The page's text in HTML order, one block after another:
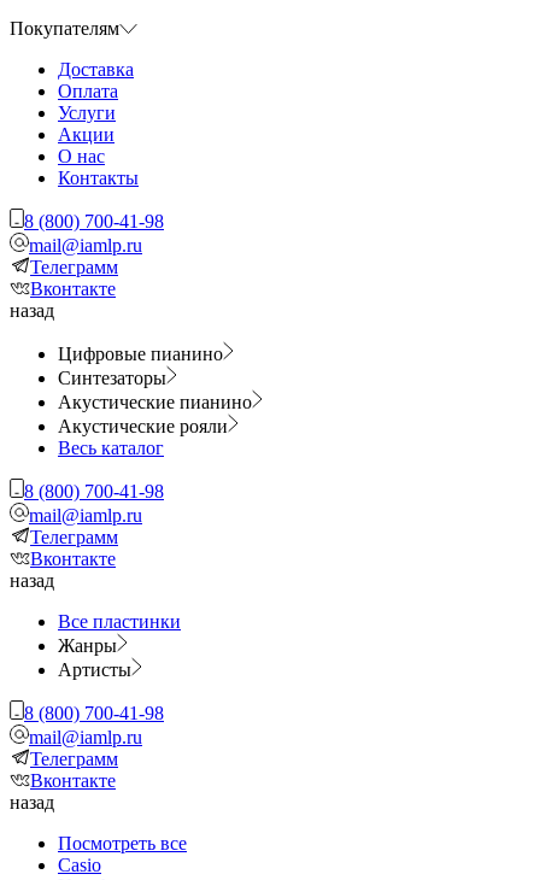
Покупателям
Доставка
Оплата
Услуги
Акции
О нас
Контакты
8 (800) 700-41-98
mail@iamlp.ru
Телеграмм
Вконтакте
назад
Цифровые пианино
Синтезаторы
Акустические пианино
Акустические рояли
Весь каталог
8 (800) 700-41-98
mail@iamlp.ru
Телеграмм
Вконтакте
назад
Все пластинки
Жанры
Артисты
8 (800) 700-41-98
mail@iamlp.ru
Телеграмм
Вконтакте
назад
Посмотреть все
Casio